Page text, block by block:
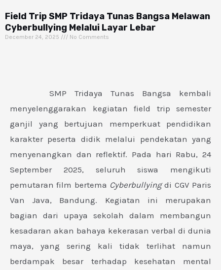
Field Trip SMP Tridaya Tunas Bangsa Melawan
Cyberbullying Melalui Layar Lebar
December 24, 2025 No Comments
SMP Tridaya Tunas Bangsa kembali
menyelenggarakan kegiatan field trip semester
ganjil yang bertujuan memperkuat pendidikan
karakter peserta didik melalui pendekatan yang
menyenangkan dan reflektif. Pada hari Rabu, 24
September 2025, seluruh siswa mengikuti
pemutaran film bertema Cyberbullyingdi CGV Paris
Van Java, Bandung. Kegiatan ini merupakan
bagian dari upaya sekolah dalam membangun
kesadaran akan bahaya kekerasan verbal di dunia
maya, yang sering kali tidak terlihat namun
berdampak besar terhadap kesehatan mental